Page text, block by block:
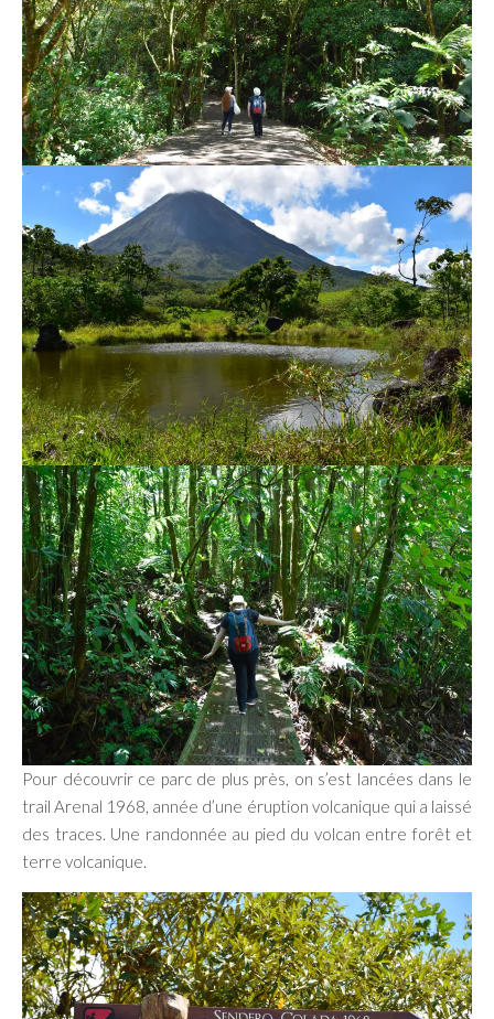
Pour découvrir ce parc de plus près, on s’est lancées dans le
trail Arenal 1968, année d’une éruption volcanique qui a laissé
des traces. Une randonnée au pied du volcan entre forêt et
terre volcanique.